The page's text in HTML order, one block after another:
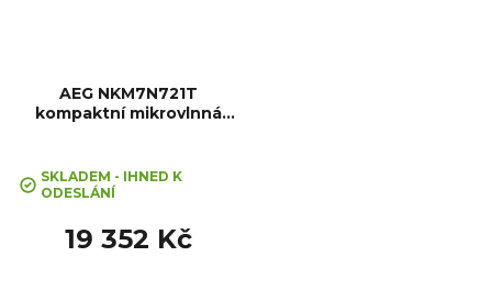
AEG NKM7N721T
kompaktní mikrovlnná
SKLADEM - IHNED K
ODESLÁNÍ
19 352 Kč